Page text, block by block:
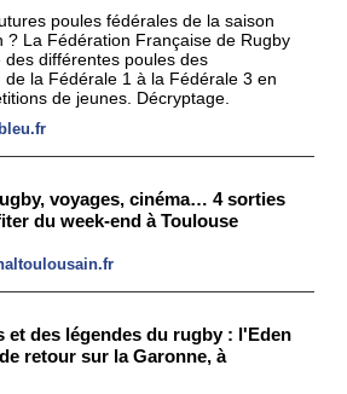
poules fédérales de la saison
? La Fédération Française de Rugby
différentes poules des
la Fédérale 1 à la Fédérale 3 en
de jeunes. Décryptage.
voyages, cinéma… 4 sorties
du week-end à Toulouse
et des légendes du rugby : l'Eden
retour sur la Garonne, à